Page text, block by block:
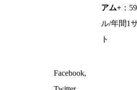
アム+ ：
ル/年間1
ト
Facebook,